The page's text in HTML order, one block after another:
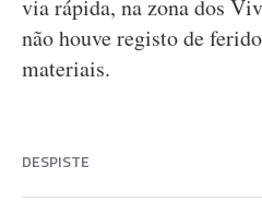
via rápida, na zona dos
não houve registo de
materiais.
DESPISTE